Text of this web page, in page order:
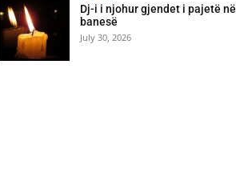
Dj-i i njohur gjendet i pajetë në
banesë
July 30, 2026